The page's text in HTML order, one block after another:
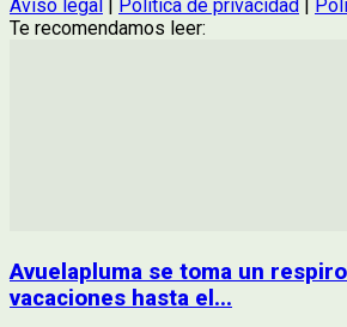
Aviso legal Política de privacidad
Te recomendamos leer:
Avuelapluma se toma un
vacaciones hasta el...